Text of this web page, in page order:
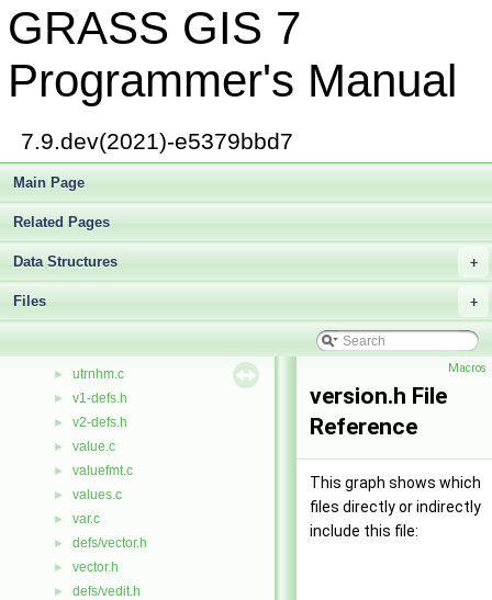
GRASS GIS 7
Programmer's Manual
7.9.dev(2021)-e5379bbd7
Main Page
Related Pages
+
Data Structures
+
Files
► datetime/type.c
► vector/diglib/type.c
► type.h
tz1.c
unfl.c
► unitary.c
► units.c
► btree/update.c
► db/stubs/update.c
► vector/diglib/update.c
► utils.c
► utrnhm.c
► v1-defs.h
► v2-defs.h
► value.c
► valuefmt.c
► values.c
► var.c
► defs/vector.h
► vector.h
► defs/vedit.h
Macros
version.h File
Reference
This graph shows which
files directly or indirectly
include this file: